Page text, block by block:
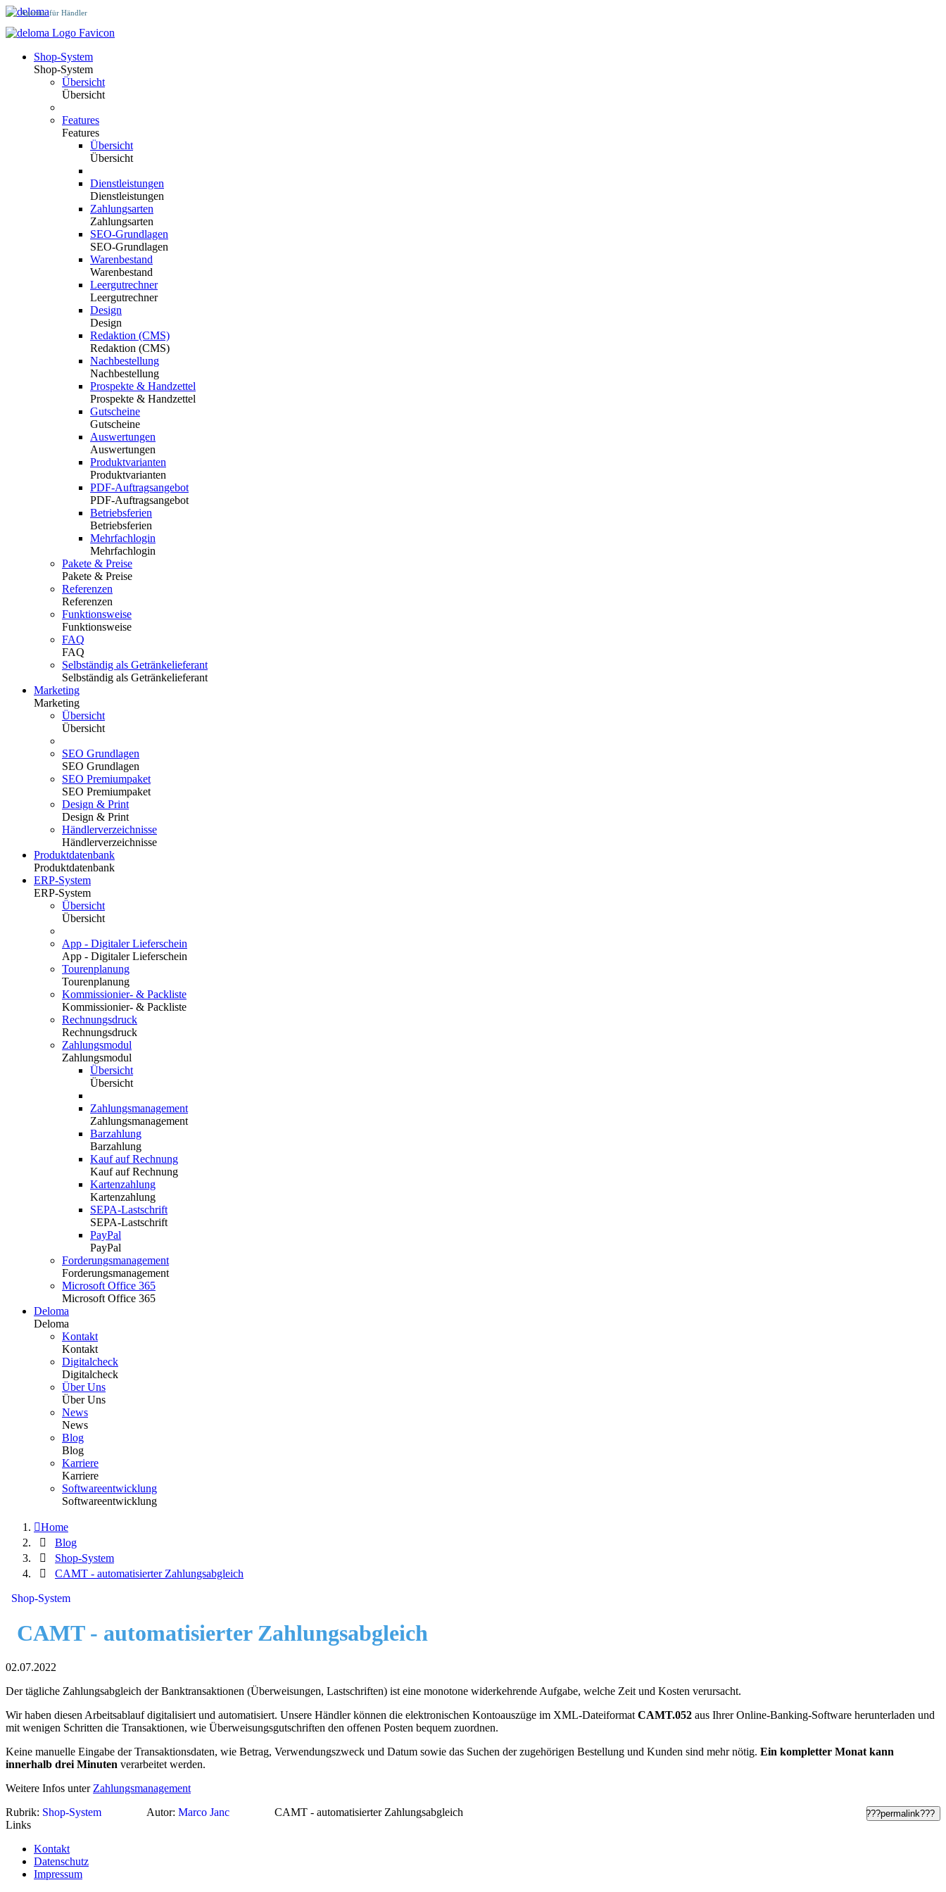
Agentur für Händler
Shop-System
Shop-System
Übersicht
Übersicht
Features
Features
Übersicht
Übersicht
Dienstleistungen
Dienstleistungen
Zahlungsarten
Zahlungsarten
SEO-Grundlagen
SEO-Grundlagen
Warenbestand
Warenbestand
Leergutrechner
Leergutrechner
Design
Design
Redaktion (CMS)
Redaktion (CMS)
Nachbestellung
Nachbestellung
Prospekte & Handzettel
Prospekte & Handzettel
Gutscheine
Gutscheine
Auswertungen
Auswertungen
Produktvarianten
Produktvarianten
PDF-Auftragsangebot
PDF-Auftragsangebot
Betriebsferien
Betriebsferien
Mehrfachlogin
Mehrfachlogin
Pakete & Preise
Pakete & Preise
Referenzen
Referenzen
Funktionsweise
Funktionsweise
FAQ
FAQ
Selbständig als Getränkelieferant
Selbständig als Getränkelieferant
Marketing
Marketing
Übersicht
Übersicht
SEO Grundlagen
SEO Grundlagen
SEO Premiumpaket
SEO Premiumpaket
Design & Print
Design & Print
Händlerverzeichnisse
Händlerverzeichnisse
Produktdatenbank
Produktdatenbank
ERP-System
ERP-System
Übersicht
Übersicht
App - Digitaler Lieferschein
App - Digitaler Lieferschein
Tourenplanung
Tourenplanung
Kommissionier- & Packliste
Kommissionier- & Packliste
Rechnungsdruck
Rechnungsdruck
Zahlungsmodul
Zahlungsmodul
Übersicht
Übersicht
Zahlungsmanagement
Zahlungsmanagement
Barzahlung
Barzahlung
Kauf auf Rechnung
Kauf auf Rechnung
Kartenzahlung
Kartenzahlung
SEPA-Lastschrift
SEPA-Lastschrift
PayPal
PayPal
Forderungsmanagement
Forderungsmanagement
Microsoft Office 365
Microsoft Office 365
Deloma
Deloma
Kontakt
Kontakt
Digitalcheck
Digitalcheck
Über Uns
Über Uns
News
News
Blog
Blog
Karriere
Karriere
Softwareentwicklung
Softwareentwicklung
Home
Blog
Shop-System
CAMT - automatisierter Zahlungsabgleich
Shop-System
CAMT - automatisierter Zahlungsabgleich
02.07.2022
Der tägliche Zahlungsabgleich der Banktransaktionen (Überweisungen, Lastschriften) ist eine monotone widerkehrende Aufgabe, welche Zeit und Kosten verursacht.
Wir haben diesen Arbeitsablauf digitalisiert und automatisiert. Unsere Händler können die elektronischen Kontoauszüge im XML-Dateiformat CAMT.052 aus Ihrer Online-Banking-Software herunterladen und
mit wenigen Schritten die Transaktionen, wie Überweisungsgutschriften den offenen Posten bequem zuordnen.
Keine manuelle Eingabe der Transaktionsdaten, wie Betrag, Verwendungszweck und Datum sowie das Suchen der zugehörigen Bestellung und Kunden sind mehr nötig. Ein kompletter Monat kann
innerhalb drei Minuten verarbeitet werden.
Weitere Infos unter Zahlungsmanagement
Rubrik: Shop-System Autor: Marco Janc ???permalink???
CAMT - automatisierter Zahlungsabgleich
Links
Kontakt
Datenschutz
Impressum